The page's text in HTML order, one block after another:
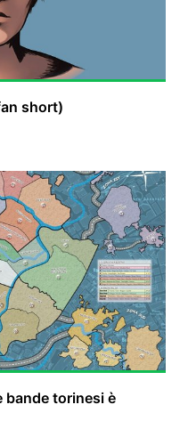
short)
bande torinesi è